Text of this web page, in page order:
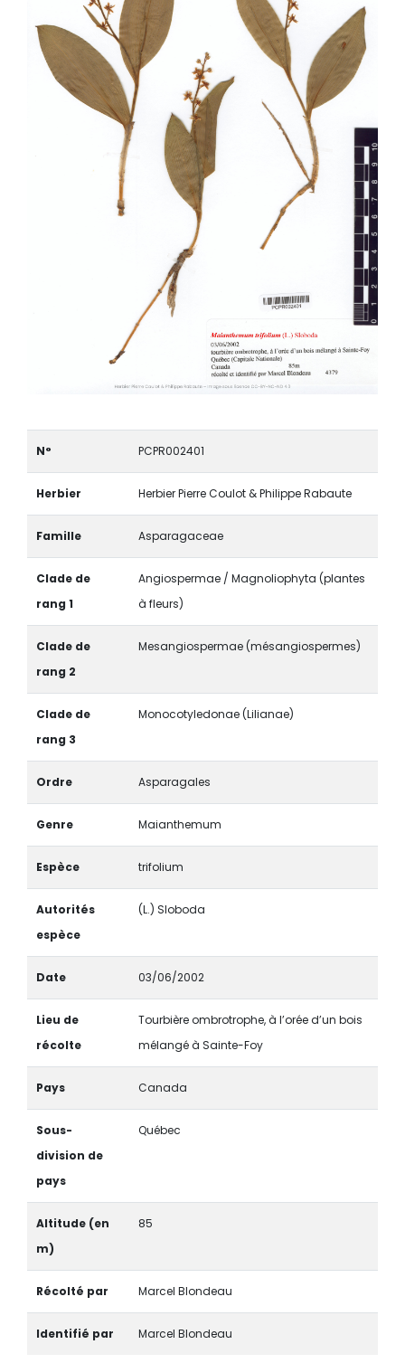
N° PCPR002401
Herbier Herbier Pierre Coulot & Philippe Rabaute
Famille Asparagaceae
Clade de
rang 1
Angiospermae / Magnoliophyta (plantes
à fleurs)
Clade de
rang 2
Mesangiospermae (mésangiospermes)
Clade de
rang 3
Monocotyledonae (Lilianae)
Ordre Asparagales
Genre Maianthemum
Espèce trifolium
Autorités
espèce
(L.) Sloboda
Date 03/06/2002
Lieu de
récolte
Tourbière ombrotrophe, à l’orée d’un bois
mélangé à Sainte-Foy
Pays Canada
Sous-
division de
pays
Québec
Altitude (en
m)
85
Récolté par Marcel Blondeau
Identifié par Marcel Blondeau